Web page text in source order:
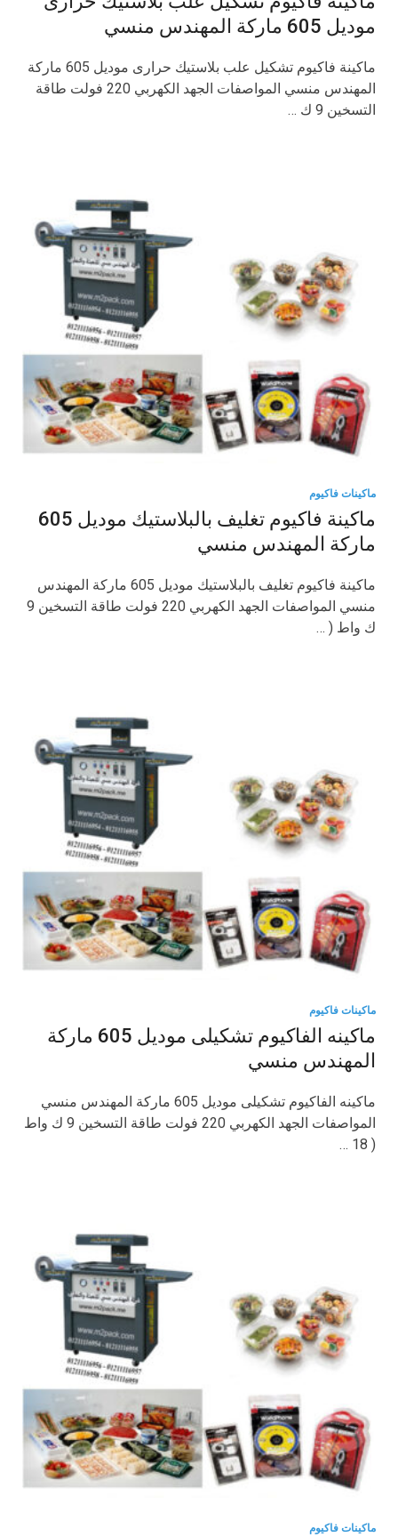
موديل 605 ماركة المهندس منسي
ماكينة فاكيوم تشكيل علب بلاستيك حرارى موديل 605 ماركة
المهندس منسي المواصفات الجهد الكهربي 220 فولت طاقة
التسخين 9 ك …
ماكينات فاكيوم
ماكينة فاكيوم تغليف بالبلاستيك موديل 605
ماركة المهندس منسي
ماكينة فاكيوم تغليف بالبلاستيك موديل 605 ماركة المهندس
منسي المواصفات الجهد الكهربي 220 فولت طاقة التسخين 9
ك واط ( …
ماكينات فاكيوم
ماكينه الفاكيوم تشكيلى موديل 605 ماركة
المهندس منسي
ماكينه الفاكيوم تشكيلى موديل 605 ماركة المهندس منسي
المواصفات الجهد الكهربي 220 فولت طاقة التسخين 9 ك واط
( 18 …
ماكينات فاكيوم